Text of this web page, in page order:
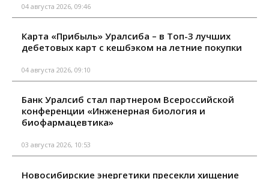
04 августа 2026, 09:46
Карта «Прибыль» Уралсиба – в Топ-3 лучших
дебетовых карт с кешбэком на летние покупки
04 августа 2026, 09:10
Банк Уралсиб стал партнером Всероссийской
конференции «Инженерная биология и
биофармацевтика»
03 августа 2026, 10:53
Новосибирские энергетики пресекли хищение